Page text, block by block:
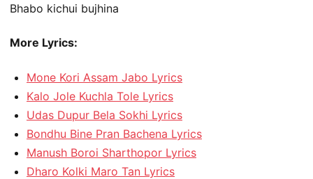
Bhabo kichui bujhina
More Lyrics:
Mone Kori Assam Jabo Lyrics
Kalo Jole Kuchla Tole Lyrics
Udas Dupur Bela Sokhi Lyrics
Bondhu Bine Pran Bachena Lyrics
Manush Boroi Sharthopor Lyrics
Dharo Kolki Maro Tan Lyrics